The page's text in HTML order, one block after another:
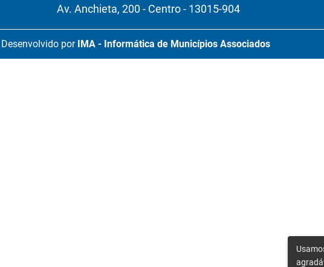
Av. Anchieta, 200 - Centro - 13015-904
Desenvolvido por IMA - Informática de Municípios Associados